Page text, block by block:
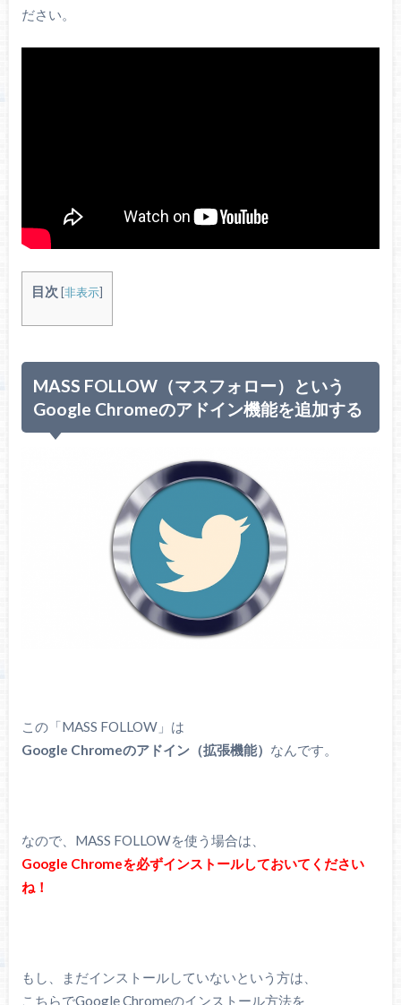
ださい。
目次 [非表示]
MASS FOLLOW（マスフォロー）という
Google Chromeのアドイン機能を追加する
この「MASS FOLLOW」は
Google Chromeのアドイン（拡張機能） なんです。
なので、MASS FOLLOWを使う場合は、
Google Chromeを必ずインストールしておいてください
ね！
もし、まだインストールしていないという方は、
こちらでGoogle Chromeのインストール方法を